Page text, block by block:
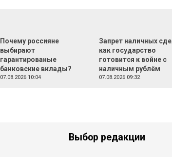
Почему россияне
выбирают
гарантированые
банковские вклады?
07.08.2026 10:04
Запрет наличных
как государство
готовится к войне с
наличным рублём
07.08.2026 09:32
Выбор редакции